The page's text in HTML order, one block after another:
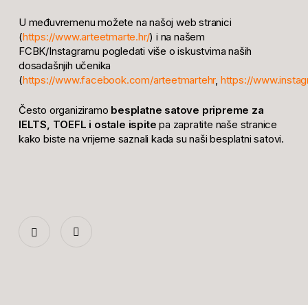
U međuvremenu možete na našoj web stranici
(https://www.arteetmarte.hr/) i na našem
FCBK/Instagramu pogledati više o iskustvima naših
dosadašnjih učenika
(https://www.facebook.com/arteetmartehr, https://
Često organiziramo besplatne satove pripreme za
IELTS, TOEFL i ostale ispite pa zapratite naše stranice
kako biste na vrijeme saznali kada su naši besplatni satovi.